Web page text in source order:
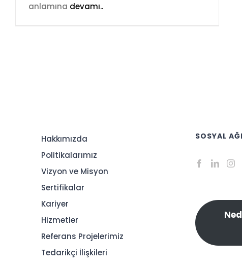
anlamına devamı..
Hakkımızda
Politikalarımız
Vizyon ve Misyon
Sertifikalar
Kariyer
Hizmetler
Referans Projelerimiz
Tedarikçi İlişkileri
SOSYAL